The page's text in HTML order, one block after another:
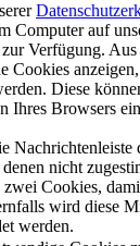
Computer auf
Verfügung.
Cookies
Diese
Ihres Browsers
Nachrichtenleiste
nicht
Cookies,
wird diese
werden.